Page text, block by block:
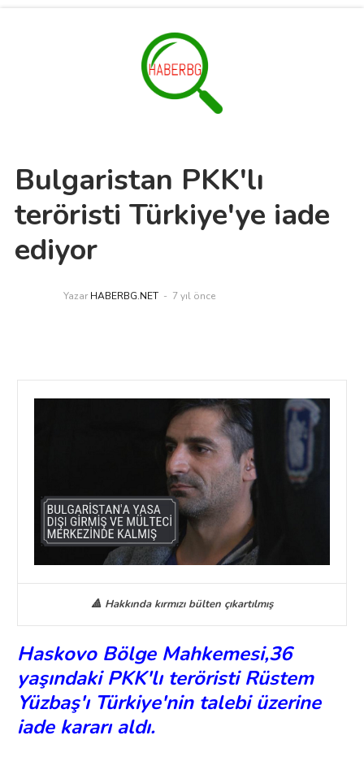
Bulgaristan PKK'lı
teröristi Türkiye'ye iade
ediyor
Yazar HABERBG.NET 7 yıl önce
🔺 Hakkında kırmızı bülten çıkartılmış
Haskovo Bölge Mahkemesi,36
yaşındaki PKK'lı teröristi Rüstem
Yüzbaş'ı Türkiye'nin talebi üzerine
iade kararı aldı.